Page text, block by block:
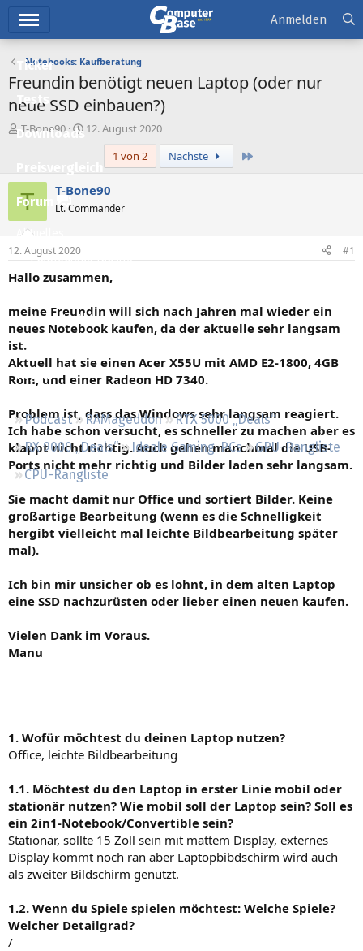
Ticker
Tests
Downloads
Forum
Aktuelles
Empfohlene Inhalte
Neueste Aktivitäten
Leserartikel
Regeln
Podcast RAMageddon
RTX 5000 „Deals“
RX 9000 „Deals“
Ideale Gaming-PCs
GPU-Rangliste
CPU-Rangliste
Anmelden
Notebooks: Kaufberatung
Freundin benötigt neuen Laptop (oder nur
neue SSD einbauen?)
E
t
e
l
e
T-Bone90
E
t
e
l
m
12. August 2020
1 von 2
Nächste
T T-Bone90
Lt. Commander
12. August 2020 #1
Hallo zusammen,
meine Freundin will sich nach Jahren mal wieder ein
neues Notebook kaufen, da der aktuelle sehr langsam
ist.
Aktuell hat sie einen Acer X55U mit AMD E2-1800, 4GB
Rom, und einer Radeon HD 7340.
Problem ist, dass das Windows sehr langsam reagiert.
Ich habe schon versucht, es schneller zu machen aber es
klappt nicht richtig. Auch gehen manchmal die USB-
Ports nicht mehr richtig und Bilder laden sehr langsam.
Sie macht damit nur Office und sortiert Bilder. Keine
großartige Bearbeitung (wenn es die Schnelligkeit
hergibt vielleicht mal leichte Bildbearbeitung später
mal).
Ich bin mir unsicher ob es lohnt, in dem alten Laptop
eine SSD nachzurüsten oder lieber einen neuen kaufen.
Vielen Dank im Voraus.
Manu
1. Wofür möchtest du deinen Laptop nutzen?
Office, leichte Bildbearbeitung
1.1. Möchtest du den Laptop in erster Linie mobil oder
stationär nutzen? Wie mobil soll der Laptop sein? Soll es
ein 2in1-Notebook/Convertible sein?
Stationär, sollte 15 Zoll sein mit mattem Display, externes
Display kommt noch ran aber Laptopbibdschirm wird auch
als zweiter Bildschirm genutzt.
1.2. Wenn du Spiele spielen möchtest: Welche Spiele?
Welcher Detailgrad?
/